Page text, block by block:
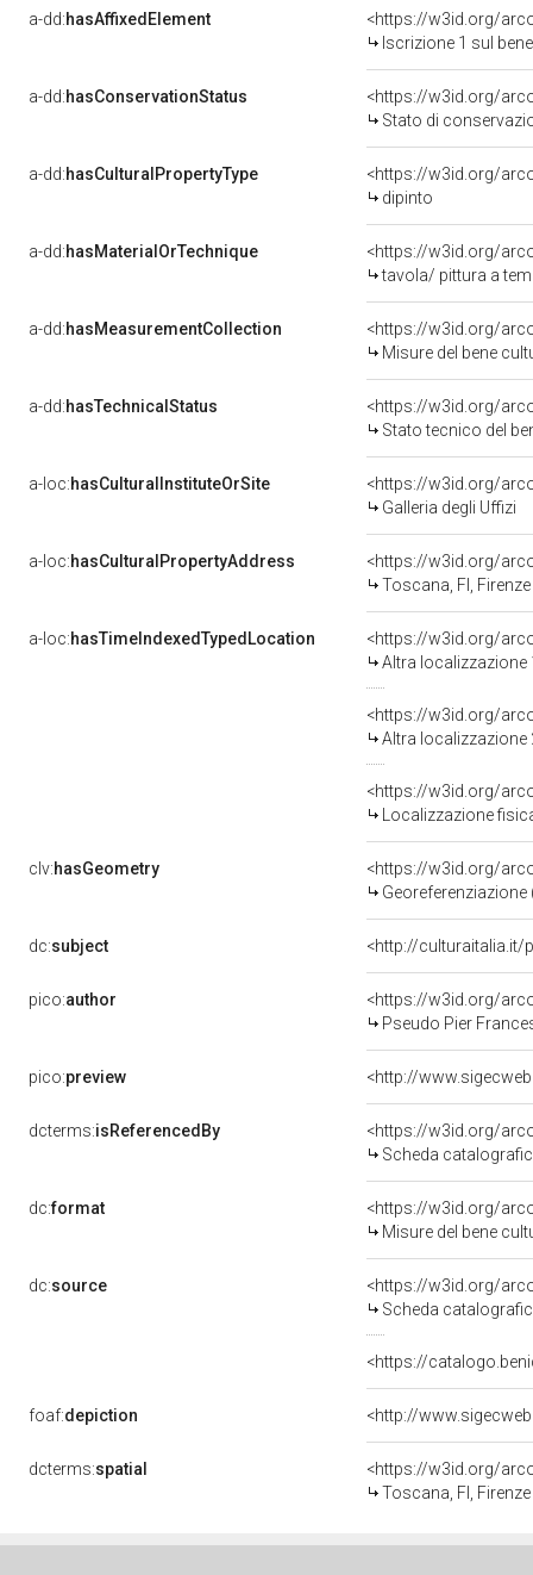
a-dd:hasAffixedElement
<https://w3id.org/
Iscrizione 1 sul
a-dd:hasConservationStatus
<https://w3id.org/
Stato di
a-dd:hasCulturalPropertyType
<https://w3id.org/
dipinto
a-dd:hasMaterialOrTechnique
<https://w3id.org/
tavola/ pittura a
a-dd:hasMeasurementCollection
<https://w3id.org/
Misure del bene
a-dd:hasTechnicalStatus
<https://w3id.org/
Stato tecnico del
a-loc:hasCulturalInstituteOrSite
<https://w3id.org/
Galleria degli Uffizi
a-loc:hasCulturalPropertyAddress
<https://w3id.org/
Toscana, FI, Firenze
a-loc:hasTimeIndexedTypedLocation
<https://w3id.org/
Altra localizzazione
<https://w3id.org/
Altra localizzazione
<https://w3id.org/
Localizzazione
clv:hasGeometry
<https://w3id.org/
dc:subject <http://culturaitalia.it/
pico:author
<https://w3id.org/
Pseudo Pier
pico:preview <http://
dcterms:isReferencedBy
<https://w3id.org/
Scheda
dc:format
<https://w3id.org/
Misure del bene
dc:source
<https://w3id.org/
Scheda
<https://
foaf:depiction <http://
dcterms:spatial
<https://w3id.org/
Toscana, FI, Firenze